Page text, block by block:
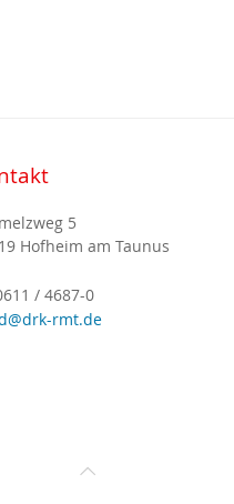
5
Hofheim am Taunus
/ 4687-0
rmt.de